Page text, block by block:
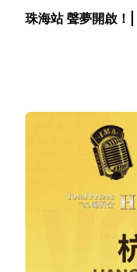
珠海站 聲夢開啟